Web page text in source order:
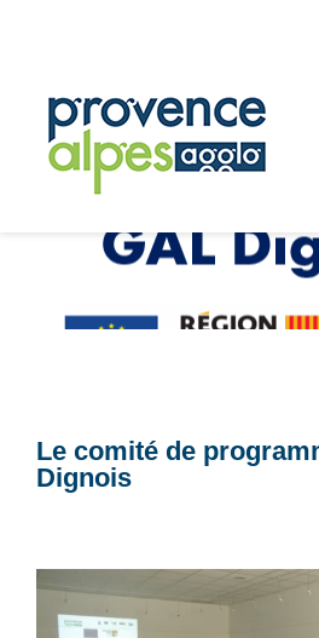
Le comité de
Dignois